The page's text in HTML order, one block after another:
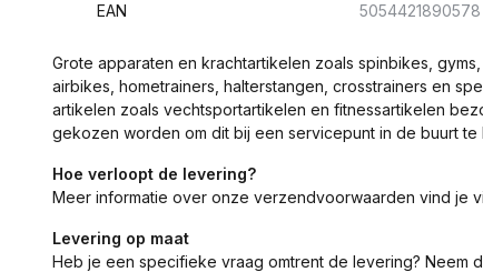
EAN 5054421890578
Grote apparaten en krachtartikelen zoals spinbikes,
airbikes, hometrainers, halterstangen, crosstrainers en
artikelen zoals vechtsportartikelen en fitnessartikelen
gekozen worden om dit bij een servicepunt in de buurt te
Hoe verloopt de levering?
Meer informatie over onze verzendvoorwaarden vind je
Levering op maat
Heb je een specifieke vraag omtrent de levering? Neem